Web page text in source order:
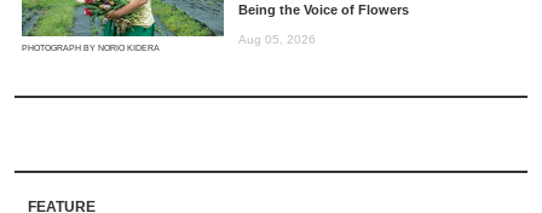
PHOTOGRAPH BY NORIO KIDERA
Being the Voice of Flowers
Aug 05, 2026
FEATURE